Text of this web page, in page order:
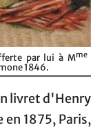
par lui à Mme
1846.
livret d'Henry
en 1875, Paris,